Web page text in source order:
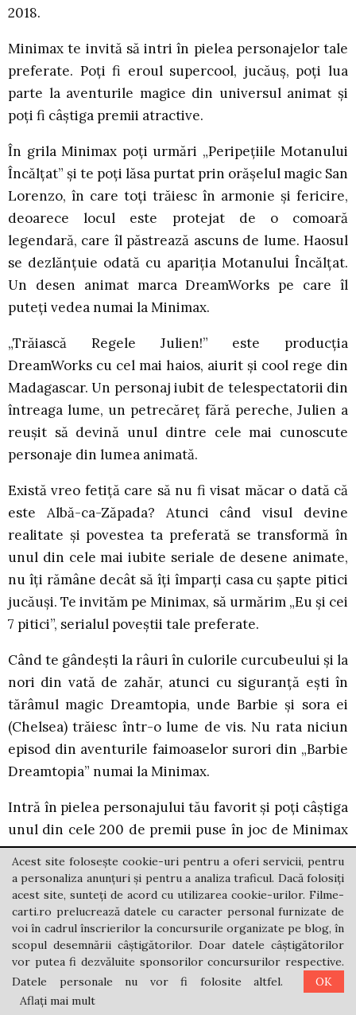
2018.
Minimax te invită să intri în pielea personajelor tale
preferate. Poți fi eroul supercool, jucăuș, poți lua
parte la aventurile magice din universul animat și
poți fi câștiga premii atractive.
În grila Minimax poți urmări „Peripețiile Motanului
Încălțat” și te poți lăsa purtat prin orășelul magic San
Lorenzo, în care toți trăiesc în armonie și fericire,
deoarece locul este protejat de o comoară
legendară, care îl păstrează ascuns de lume. Haosul
se dezlănțuie odată cu apariția Motanului Încălțat.
Un desen animat marca DreamWorks pe care îl
puteți vedea numai la Minimax.
„Trăiască Regele Julien!” este producția
DreamWorks cu cel mai haios, aiurit și cool rege din
Madagascar. Un personaj iubit de telespectatorii din
întreaga lume, un petrecăreț fără pereche, Julien a
reușit să devină unul dintre cele mai cunoscute
personaje din lumea animată.
Există vreo fetiță care să nu fi visat măcar o dată că
este Albă-ca-Zăpada? Atunci când visul devine
realitate și povestea ta preferată se transformă în
unul din cele mai iubite seriale de desene animate,
nu îți rămâne decât să îți împarți casa cu șapte pitici
jucăuși. Te invităm pe Minimax, să urmărim „Eu și cei
7 pitici”, serialul poveștii tale preferate.
Când te gândești la râuri în culorile curcubeului și la
nori din vată de zahăr, atunci cu siguranță ești în
tărâmul magic Dreamtopia, unde Barbie și sora ei
(Chelsea) trăiesc într-o lume de vis. Nu rata niciun
episod din aventurile faimoaselor surori din „Barbie
Dreamtopia” numai la Minimax.
Intră în pielea personajului tău favorit și poți câștiga
unul din cele 200 de premii puse în joc de Minimax
si Digi. Ce trebuie să faci? Accesează aplicația de
concurs de pe pagina de Facebook Minimax
(www.facebook.com/minimaxromania) și distrează-
te împreună cu eroii animați din desenele tale
preferate. Premiul cel mare este o petrecere
fabuloasă de ziua ta, unde îți poți invita toți
prietenii. Mai poți câștiga seturi „Barbie
Dreamtopia”, cutii magice cu nisip kinetic sau cărți
Acest site folosește cookie-uri pentru a oferi servicii, pentru
a personaliza anunțuri și pentru a analiza traficul. Dacă folosiți
acest site, sunteți de acord cu utilizarea cookie-urilor. Filme-
carti.ro prelucrează datele cu caracter personal furnizate de
voi în cadrul înscrierilor la concursurile organizate pe blog, în
scopul desemnării câștigătorilor. Doar datele câștigătorilor
vor putea fi dezvăluite sponsorilor concursurilor respective.
Datele personale nu vor fi folosite altfel.
OK
Aflați mai mult